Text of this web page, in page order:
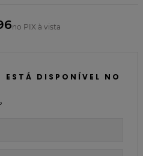
no PIX à vista
ESTÁ DISPONÍVEL NO